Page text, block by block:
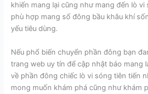
khiến mang lại cũng như mang đến lò vi
phù hợp mang số đông bầu khâu khí
yếu tiêu dùng.
Nếu phổ biến chuyển phần đông bạn
trang web uy tín để cập nhật báo mang
về phần đông chiếc lò vi sóng tiên tiến
mong muốn khám phá cũng như khám